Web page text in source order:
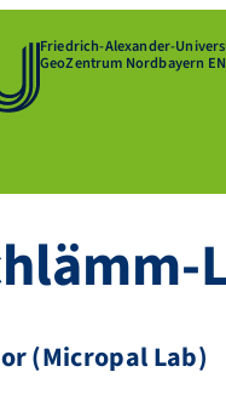
Friedrich-Alexander-
GeoZentrum Nordbayern EN
(Micropal Lab)